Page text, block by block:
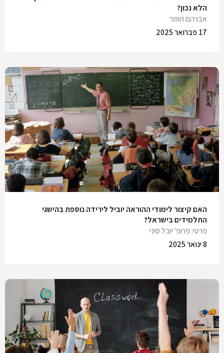
הלא נכון?
אברהם תומר
17 פברואר 2025
האם קיצור לימודי ההוראה יוביל לירידה נוספת בהישגי
התלמידים בישראל?
פרטי: פרופ' יובל סיני
8 ינואר 2025